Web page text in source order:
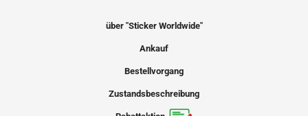
über "Sticker Worldwide"
Ankauf
Bestellvorgang
Zustandsbeschreibung